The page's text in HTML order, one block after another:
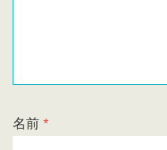
名前 *